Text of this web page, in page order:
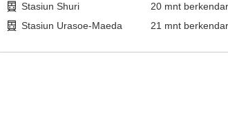
Stasiun Shuri
20mnt
Stasiun Urasoe-Maeda
21 mnt